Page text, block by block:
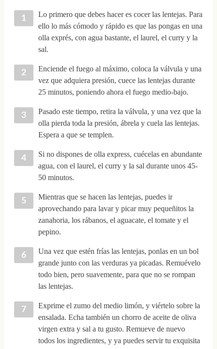
Lo primero que debes hacer es cocer las lentejas. Para
ello lo más cómodo y rápido es que las pongas en una
olla exprés, con agua bastante, el laurel, el curry y la
sal.
Enciende el fuego al máximo, coloca la válvula y una
vez que adquiera presión, cuece las lentejas durante
25 minutos, poniendo ahora el fuego medio-bajo.
Pasado este tiempo, retira la válvula, y una vez que la
olla pierda toda la presión, ábrela y cuela las lentejas.
Espera a que se templen.
Si no dispones de olla express, cuécelas en abundante
agua, con el laurel, el curry y la sal durante unos 45-
50 minutos.
Mientras que se hacen las lentejas, puedes ir
aprovechando para lavar y picar muy pequeñitos la
zanahoria, los rábanos, el aguacate, el tomate y el
pepino.
Una vez que estén frías las lentejas, ponlas en un bol
grande junto con las verduras ya picadas. Remuévelo
todo bien, pero suavemente, para que no se rompan
las lentejas.
Exprime el zumo del medio limón, y viértelo sobre la
ensalada. Echa también un chorro de aceite de oliva
virgen extra y sal a tu gusto. Remueve de nuevo
todos los ingredientes, y ya puedes servir tu exquisita